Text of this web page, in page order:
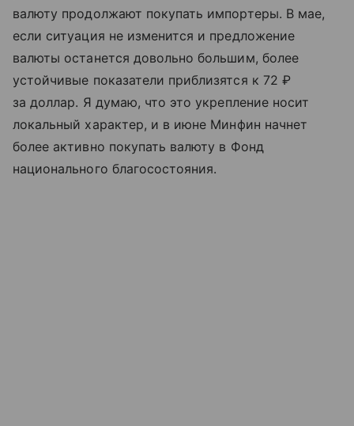
валюту продолжают покупать импортеры. В мае,
если ситуация не изменится и предложение
валюты останется довольно большим, более
устойчивые показатели приблизятся к 72 ₽
за доллар. Я думаю, что это укрепление носит
локальный характер, и в июне Минфин начнет
более активно покупать валюту в Фонд
национального благосостояния.